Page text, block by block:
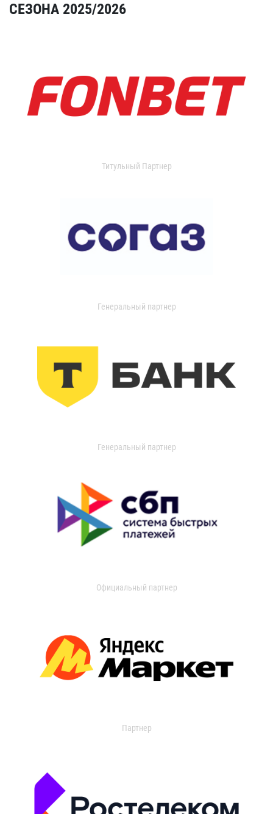
СЕЗОНА 2025/2026
Титульный Партнер
Генеральный партнер
Генеральный партнер
Официальный партнер
Партнер